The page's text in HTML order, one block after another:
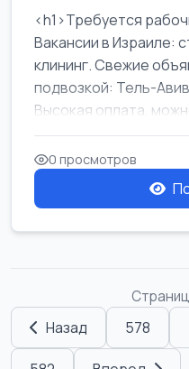
<h1>Требуется
Вакансии в Израиле:
клининг. Свежие
подвозкой: Тель-
Высокая оплата,
...
0 просмотров
Назад 578